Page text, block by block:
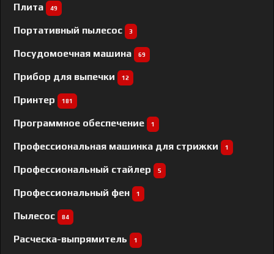
Плита 49
Портативный пылесос 3
Посудомоечная машина 69
Прибор для выпечки 12
Принтер 181
Программное обеспечение 1
Профессиональная машинка для стрижки 1
Профессиональный cтайлер 5
Профессиональный фен 1
Пылесос 84
Расческа-выпрямитель 1